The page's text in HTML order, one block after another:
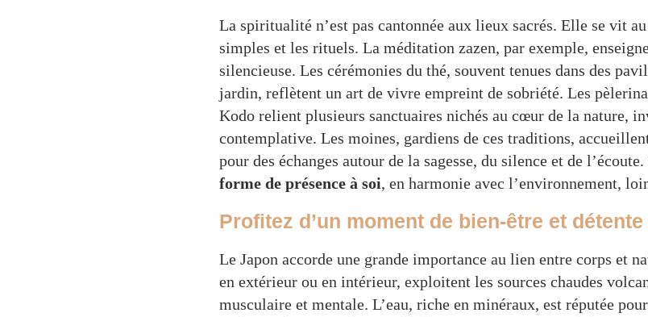
La spiritualité n’est pas cantonnée aux lieux sacrés. Elle se vit
simples et les rituels. La méditation zazen, par exemple,
silencieuse. Les cérémonies du thé, souvent tenues dans des
jardin, reflètent un art de vivre empreint de sobriété. Les
Kodo relient plusieurs sanctuaires nichés au cœur de la nature,
contemplative. Les moines, gardiens de ces traditions,
pour des échanges autour de la sagesse, du silence et de l’écoute.
forme de présence à soi, en harmonie avec l’environnement,
Profitez d’un moment de bien-être et
Le Japon accorde une grande importance au lien entre corps et
en extérieur ou en intérieur, exploitent les sources chaudes
musculaire et mentale. L’eau, riche en minéraux, est réputée